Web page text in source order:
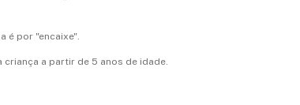
é por "encaixe".
a partir de 5 anos de idade.